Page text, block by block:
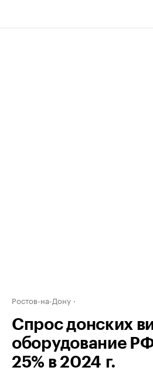
Ростов-на-Дону
Спрос донских
оборудование
25% в 2024 г.